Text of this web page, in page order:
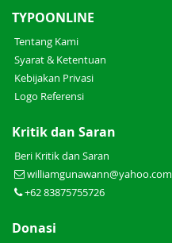
TYPOONLINE
Tentang Kami
Syarat & Ketentuan
Kebijakan Privasi
Logo Referensi
Kritik dan Saran
Beri Kritik dan Saran
williamgunawann@yahoo.com
+62 83875755726
Donasi